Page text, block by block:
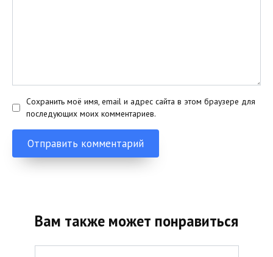
Сохранить моё имя, email и адрес сайта в этом браузере для
последующих моих комментариев.
Вам также может понравиться